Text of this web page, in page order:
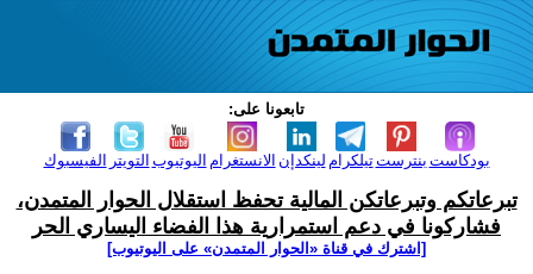
تابعونا على:
الفيسبوك التويتر اليوتيوب الانستغرام لينكدإن تيلكرامبنترست بودكاست
تبرعاتكم وتبرعاتكن المالية تحفظ استقلال الحوار المتمدن،
فشاركونا في دعم استمرارية هذا الفضاء اليساري الحر
[اشترك في قناة ‫«الحوار المتمدن» على اليوتيوب]